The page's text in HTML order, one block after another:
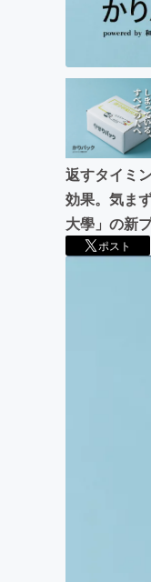
返すタイミ
効果。気ま
大學」の新
ポスト